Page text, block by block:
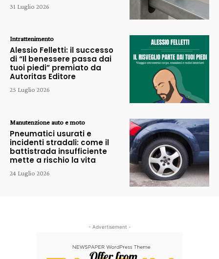
31 Luglio 2026
Intrattenimento
Alessio Felletti: il successo
di “Il benessere passa dai
tuoi piedi” premiato da
Autoritas Editore
25 Luglio 2026
Manutenzione auto e moto
Pneumatici usurati e
incidenti stradali: come il
battistrada insufficiente
mette a rischio la vita
24 Luglio 2026
- Advertisement -